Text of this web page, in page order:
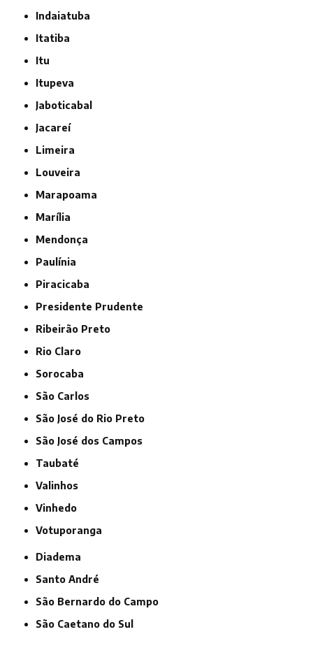
Indaiatuba
Itatiba
Itu
Itupeva
Jaboticabal
Jacareí
Limeira
Louveira
Marapoama
Marília
Mendonça
Paulínia
Piracicaba
Presidente Prudente
Ribeirão Preto
Rio Claro
Sorocaba
São Carlos
São José do Rio Preto
São José dos Campos
Taubaté
Valinhos
Vinhedo
Votuporanga
Diadema
Santo André
São Bernardo do Campo
São Caetano do Sul